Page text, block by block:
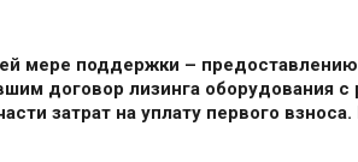
мере поддержки –
договор лизинга оборудования
затрат на уплату первого